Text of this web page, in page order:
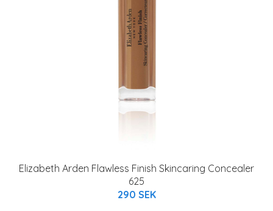
Elizabeth Arden Flawless Finish Skincaring Concealer
625
290 SEK